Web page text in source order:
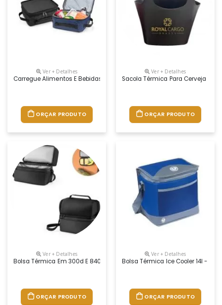
Ver + Detalhes
Carregue Alimentos E Bebidas Em Uma Temperatura Agradável E
ORÇAR PRODUTO
Ver + Detalhes
Sacola Térmica Para Cerveja
ORÇAR PRODUTO
Ver + Detalhes
Bolsa Térmica Em 300d E 840d Jacquard Com Interior Impermeável
ORÇAR PRODUTO
Ver + Detalhes
Bolsa Térmica Ice Cooler 14l -
ORÇAR PRODUTO